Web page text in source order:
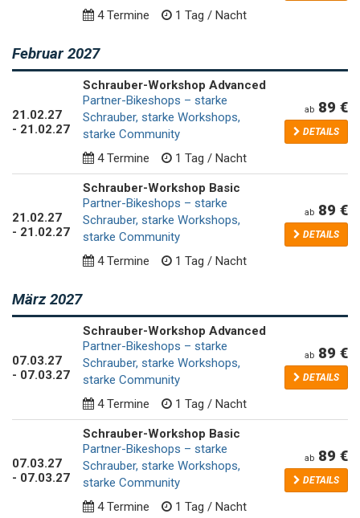
4 Termine
1 Tag / Nacht
Februar 2027
21 .02.27
- 21 .02.27
Schrauber-Workshop Advanced
Partner-Bikeshops – starke
Schrauber, starke Workshops,
starke Community
4 Termine
1 Tag / Nacht
ab 89 €
DETAILS
21 .02.27
- 21 .02.27
Schrauber-Workshop Basic
Partner-Bikeshops – starke
Schrauber, starke Workshops,
starke Community
4 Termine
1 Tag / Nacht
ab 89 €
DETAILS
März 2027
07.03.27
- 07.03.27
Schrauber-Workshop Advanced
Partner-Bikeshops – starke
Schrauber, starke Workshops,
starke Community
4 Termine
1 Tag / Nacht
ab 89 €
DETAILS
07.03.27
- 07.03.27
Schrauber-Workshop Basic
Partner-Bikeshops – starke
Schrauber, starke Workshops,
starke Community
4 Termine
1 Tag / Nacht
ab 89 €
DETAILS